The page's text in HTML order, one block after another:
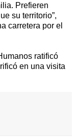
Prefieren
su territorio”,
carretera por el
ratificó
en una visita